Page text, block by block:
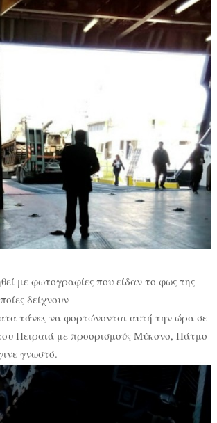
με φωτογραφίες που είδαν το φως της
δείχνουν
τάνκς να φορτώνονται αυτή την ώρα σε
Πειραιά με προορισμούς Μύκονο, Πάτμο
γνωστό.